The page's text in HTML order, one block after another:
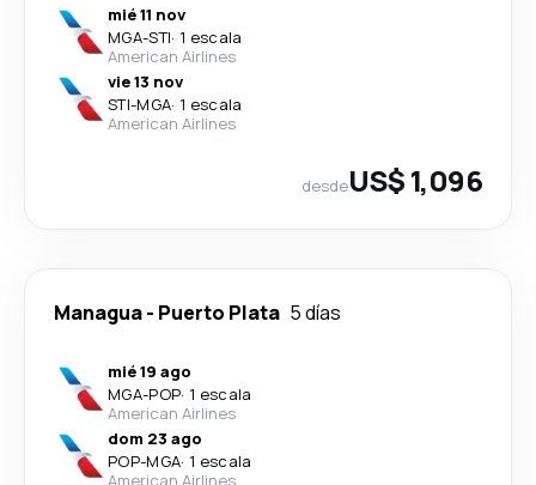
mié 11 nov
MGA-STI· 1 escala
American Airlines
vie 13 nov
STI-MGA· 1 escala
American Airlines
desdeUS$ 1,096
Managua- Puerto Plata 5 días
mié 19 ago
MGA-POP· 1 escala
American Airlines
dom 23 ago
POP-MGA· 1 escala
American Airlines